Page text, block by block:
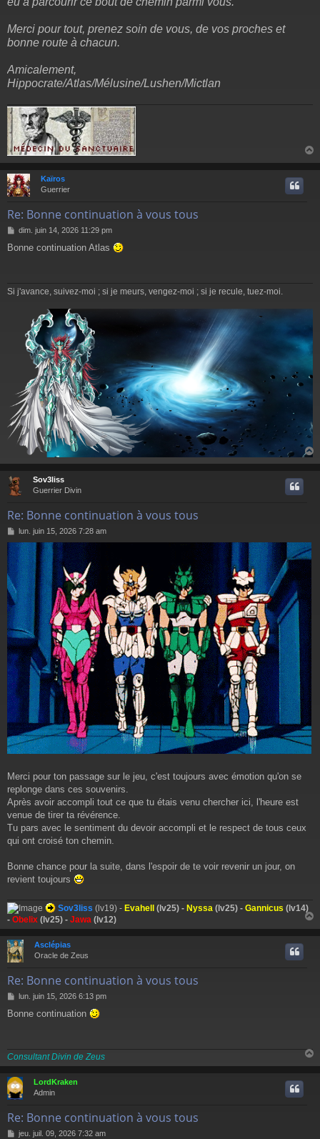
Merci pour tout, prenez soin de vous, de vos proches et
bonne route à chacun.
Amicalement,
Hippocrate/Atlas/Mélusine/Lushen/Mictlan
a
Kaïros
Guerrier
Re: Bonne continuation à vous tous
M
s
e
dim. juin 14, 2026 11:29 pm
Bonne continuation Atlas
Si j'avance, suivez-moi ; si je meurs, vengez-moi ; si je recule, tuez-moi.
a
Sov3liss
Guerrier Divin
Re: Bonne continuation à vous tous
M
e
s
s
a
g
e
lun. juin 15, 2026 7:28 am
Merci pour ton passage sur le jeu, c'est toujours avec émotion qu'on se
replonge dans ces souvenirs.
Après avoir accompli tout ce que tu étais venu chercher ici, l'heure est
venue de tirer ta révérence.
Tu pars avec le sentiment du devoir accompli et le respect de tous ceux
qui ont croisé ton chemin.
Bonne chance pour la suite, dans l'espoir de te voir revenir un jour, on
revient toujours
Sov3liss (lv19) - Evahell (lv25) - Nyssa (lv25) - Gannicus (lv14)
- Obelix (lv25) - Jawa (lv12)
a
Asclépias
Oracle de Zeus
Re: Bonne continuation à vous tous
M
s
e
lun. juin 15, 2026 6:13 pm
Bonne continuation
Consultant Divin de Zeus
a
LordKraken
Admin
Re: Bonne continuation à vous tous
M
jeu. juil. 09, 2026 7:32 am